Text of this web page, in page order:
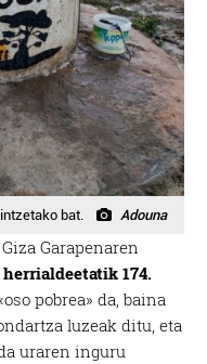
bat. Adouna
Garapenaren
herrialdeetatik 174.
pobrea» da, baina
luzeak ditu, eta
uraren inguru